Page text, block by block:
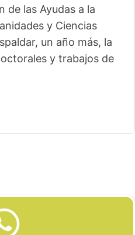
de las Ayudas a la
y Ciencias
un año más, la
y trabajos de